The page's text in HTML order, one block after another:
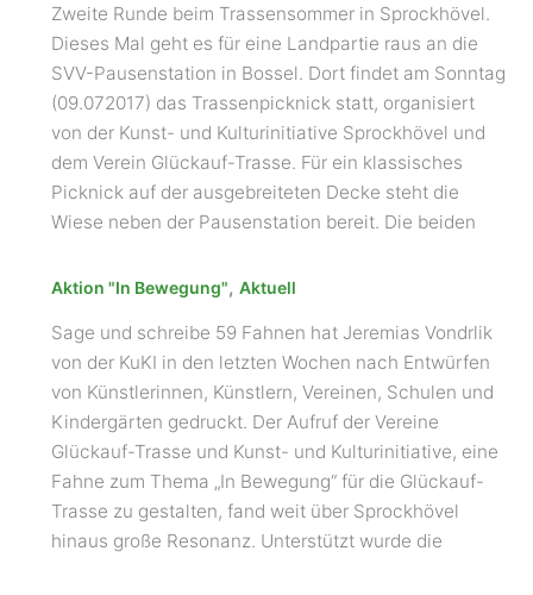
Zweite Runde beim Trassensommer in Sprockhövel.
Dieses Mal geht es für eine Landpartie raus an die
SVV-Pausenstation in Bossel. Dort findet am Sonntag
(09.072017) das Trassenpicknick statt, organisiert
von der Kunst- und Kulturinitiative Sprockhövel und
dem Verein Glückauf-Trasse. Für ein klassisches
Picknick auf der ausgebreiteten Decke steht die
Wiese neben der Pausenstation bereit. Die beiden
Aktion "In Bewegung", Aktuell
Sage und schreibe 59 Fahnen hat Jeremias Vondrlik
von der KuKI in den letzten Wochen nach Entwürfen
von Künstlerinnen, Künstlern, Vereinen, Schulen und
Kindergärten gedruckt. Der Aufruf der Vereine
Glückauf-Trasse und Kunst- und Kulturinitiative, eine
Fahne zum Thema „In Bewegung“ für die Glückauf-
Trasse zu gestalten, fand weit über Sprockhövel
hinaus große Resonanz. Unterstützt wurde die